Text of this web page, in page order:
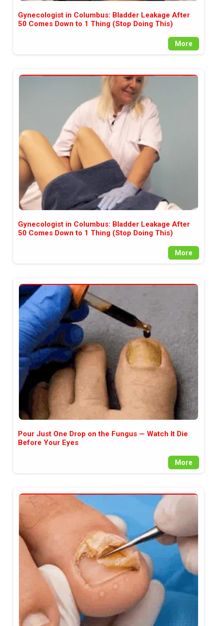
Gynecologist in Columbus: Bladder Leakage After
50 Comes Down to 1 Thing (Stop Doing This)
More
Gynecologist in Columbus: Bladder Leakage After
50 Comes Down to 1 Thing (Stop Doing This)
More
Pour Just One Drop on the Fungus — Watch It Die
Before Your Eyes
More